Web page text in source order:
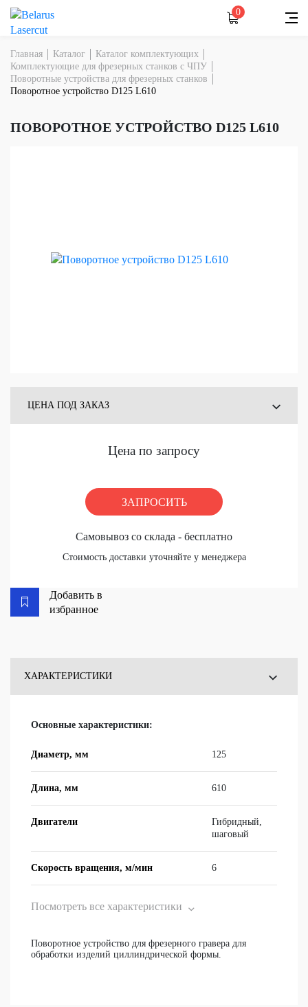
0
Главная Каталог
Каталог комплектующих
Комплектующие для фрезерных станков с ЧПУ
Поворотные устройства для фрезерных станков
Поворотное устройство D125 L610
ПОВОРОТНОЕ УСТРОЙСТВО D125 L610
ЦЕНА ПОД ЗАКАЗ
Цена по запросу
ЗАПРОСИТЬ
Самовывоз со склада - бесплатно
Стоимость доставки уточняйте у менеджера
Добавить в
избранное
ХАРАКТЕРИСТИКИ
ВОПРОСЫ
Основные характеристики:
Диаметр, мм 125
Длина, мм 610
Двигатели
Ги­брид­ный,
ша­го­вый
Скорость вращения, м/мин 6
Посмотреть все характеристики
Поворотное устройство для фрезерного гравера для
обработки изделий циллиндрической формы.